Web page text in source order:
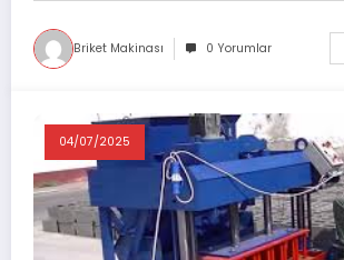
Briket Makinası 0 Yorumlar
04/07/2025